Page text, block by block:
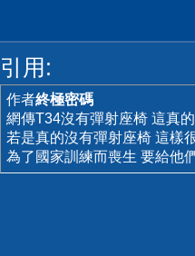
引用:
作者終極密碼
網傳T34沒有彈射座椅 這真
若是真的沒有彈射座椅 這樣
為了國家訓練而喪生 要給他